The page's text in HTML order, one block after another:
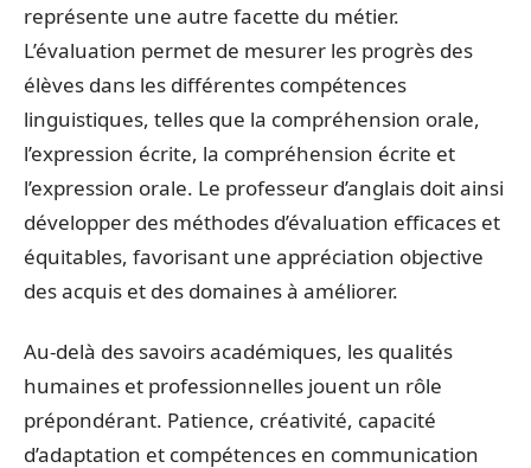
représente une autre facette du métier.
L’évaluation permet de mesurer les progrès des
élèves dans les différentes compétences
linguistiques, telles que la compréhension orale,
l’expression écrite, la compréhension écrite et
l’expression orale. Le professeur d’anglais doit ainsi
développer des méthodes d’évaluation efficaces et
équitables, favorisant une appréciation objective
des acquis et des domaines à améliorer.
Au-delà des savoirs académiques, les qualités
humaines et professionnelles jouent un rôle
prépondérant. Patience, créativité, capacité
d’adaptation et compétences en communication